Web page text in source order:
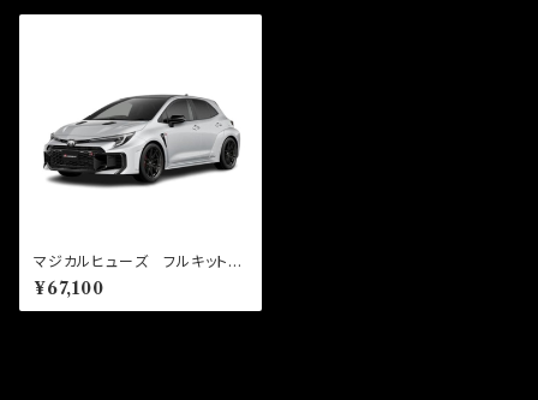
マジカルヒューズ フルキット
GRカローラ 6MT GZEA14
H MFTF726 61個
¥67,100